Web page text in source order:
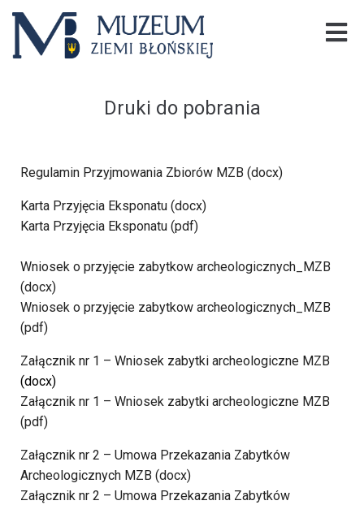
Druki do pobrania
Regulamin Przyjmowania Zbiorów MZB (docx)
Karta Przyjęcia Eksponatu (docx)
Karta Przyjęcia Eksponatu (pdf)
Wniosek o przyjęcie zabytkow archeologicznych_MZB
(docx)
Wniosek o przyjęcie zabytkow archeologicznych_MZB
(pdf)
Załącznik nr 1 – Wniosek zabytki archeologiczne MZB
(docx)
Załącznik nr 1 – Wniosek zabytki archeologiczne MZB
(pdf)
Załącznik nr 2 – Umowa Przekazania Zabytków
Archeologicznych MZB (docx)
Załącznik nr 2 – Umowa Przekazania Zabytków